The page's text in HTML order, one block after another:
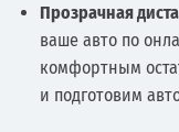
Прозрачная
ваше авто по
комфортным
и подготовим